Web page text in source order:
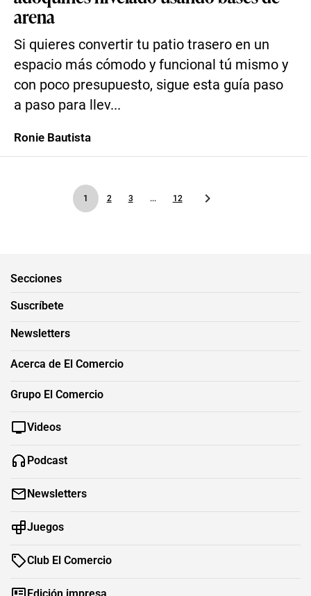
arena
Si quieres convertir tu patio trasero en un
espacio más cómodo y funcional tú mismo y
con poco presupuesto, sigue esta guía paso
a paso para llev...
Ronie Bautista
1 2 3 ... 12
Secciones
Suscríbete
Newsletters
Acerca de El Comercio
Grupo El Comercio
Videos
Podcast
Newsletters
Juegos
Club El Comercio
Edición impresa